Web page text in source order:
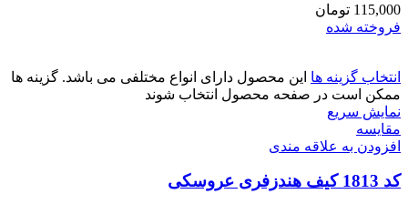
115,000 تومان
فروخته شده
انتخاب گزینه ها این محصول دارای انواع مختلفی می باشد. گزینه ها
ممکن است در صفحه محصول انتخاب شوند
نمایش سریع
مقايسه
افزودن به علاقه مندی
کد 1813 کیف هندزفری عروسکی